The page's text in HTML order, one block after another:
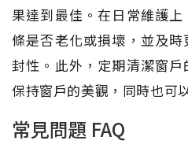
果達到最佳。在日常維護
條是否老化或損壞，並及
封性。此外，定期清潔窗
保持窗戶的美觀，同時也可
常見問題 FAQ